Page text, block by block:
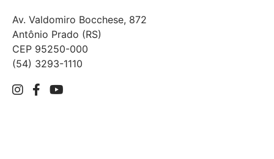
Av. Valdomiro Bocchese, 872
Antônio Prado (RS)
CEP 95250-000
(54) 3293-1110